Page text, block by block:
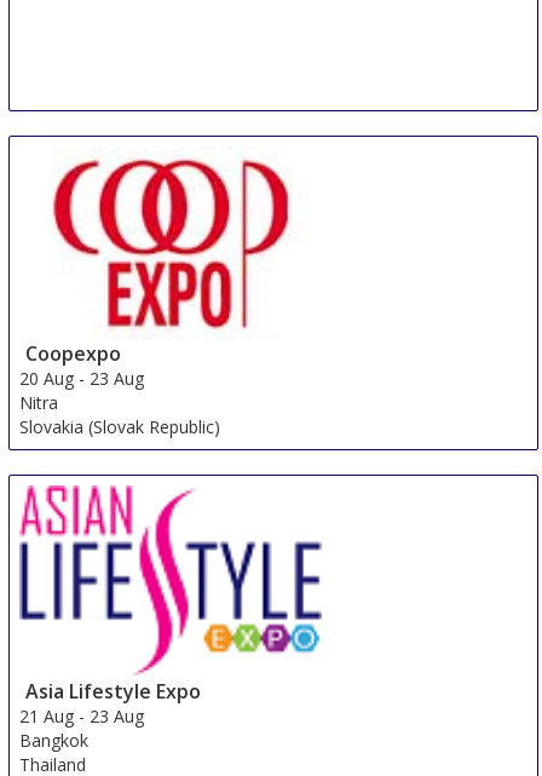
Coopexpo
20 Aug - 23 Aug
Nitra
Slovakia (Slovak Republic)
Asia Lifestyle Expo
21 Aug - 23 Aug
Bangkok
Thailand